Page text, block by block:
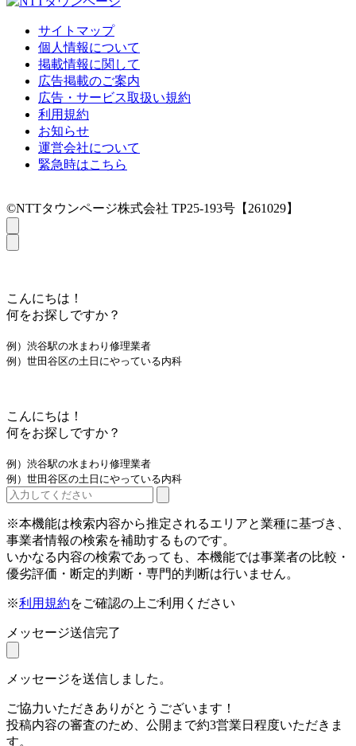
サイトマップ
個人情報について
掲載情報に関して
広告掲載のご案内
広告・サービス取扱い規約
利用規約
お知らせ
運営会社について
緊急時はこちら
©NTTタウンページ株式会社 TP25-193号【261029】
こんにちは！
何をお探しですか？
例）渋谷駅の水まわり修理業者
例）世田谷区の土日にやっている内科
こんにちは！
何をお探しですか？
例）渋谷駅の水まわり修理業者
例）世田谷区の土日にやっている内科
※本機能は検索内容から推定されるエリアと業種に基づき、
事業者情報の検索を補助するものです。
いかなる内容の検索であっても、本機能では事業者の比較・
優劣評価・断定的判断・専門的判断は行いません。
※利用規約をご確認の上ご利用ください
メッセージ送信完了
メッセージを送信しました。
ご協力いただきありがとうございます！
投稿内容の審査のため、公開まで約3営業日程度いただきま
す。